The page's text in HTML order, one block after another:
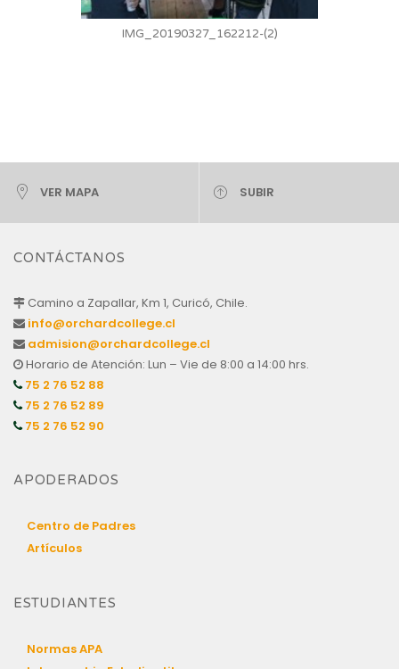
IMG_20190327_162212-(2)
VER MAPA SUBIR
CONTÁCTANOS
Camino a Zapallar, Km 1, Curicó, Chile.
info@orchardcollege.cl
admision@orchardcollege.cl
Horario de Atención: Lun – Vie de 8:00 a 14:00 hrs.
75 2 76 52 88
75 2 76 52 89
75 2 76 52 90
APODERADOS
Centro de Padres
Artículos
ESTUDIANTES
Normas APA